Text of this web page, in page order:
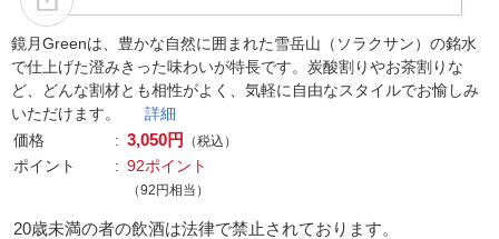
鏡月Greenは、豊かな自然に囲まれた雪岳山（ソラクサン）の銘水
で仕上げた澄みきった味わいが特長です。炭酸割りやお茶割りな
ど、どんな割材とも相性がよく、気軽に自由なスタイルでお愉しみ
いただけます。 詳細
価格
3,050円 （税込）
ポイント 92ポイント
（92円相当）
20歳未満の者の飲酒は法律で禁止されております。